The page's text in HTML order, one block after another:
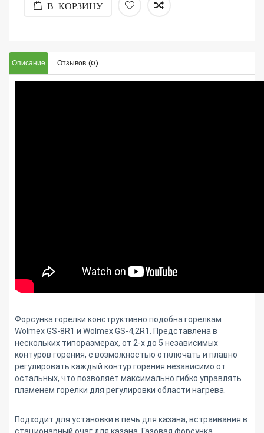
В КОРЗИНУ
Описание Отзывов (0)
Форсунка горелки конструктивно подобна горелкам
Wolmex GS-8R1 и WolmexGS-4,2R1. Представлена в
нескольких типоразмерах, от 2-х до 5 независимых
контуров горения, с возможностью отключать и плавно
регулировать каждый контур горения независимо от
остальных, что позволяет максимально гибко управлять
пламенем горелки для регулировки области нагрева.
Подходит для установки в печь для казана, встраивания в